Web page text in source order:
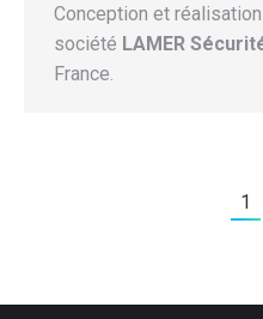
Conception et
société LAMER
France.
1